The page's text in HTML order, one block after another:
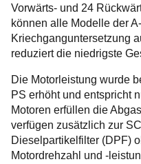
Vorwärts- und 24
können alle Modelle der
Kriechganguntersetzung
reduziert die niedrigste
Die Motorleistung wurde
PS erhöht und entspricht
Motoren erfüllen die
verfügen zusätzlich zur
Dieselpartikelfilter (DPF)
Motordrehzahl und -